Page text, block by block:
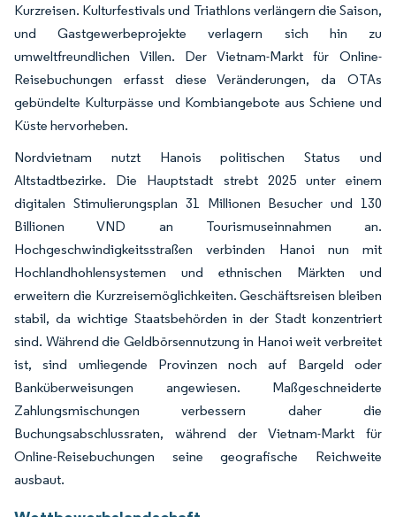
Kurzreisen. Kulturfestivals und Triathlons verlängern die Saison,
und Gastgewerbeprojekte verlagern sich hin zu
umweltfreundlichen Villen. Der Vietnam-Markt für Online-
Reisebuchungen erfasst diese Veränderungen, da OTAs
gebündelte Kulturpässe und Kombiangebote aus Schiene und
Küste hervorheben.
Nordvietnam nutzt Hanois politischen Status und
Altstadtbezirke. Die Hauptstadt strebt 2025 unter einem
digitalen Stimulierungsplan 31 Millionen Besucher und 130
Billionen VND an Tourismuseinnahmen an.
Hochgeschwindigkeitsstraßen verbinden Hanoi nun mit
Hochlandhohlensystemen und ethnischen Märkten und
erweitern die Kurzreisemöglichkeiten. Geschäftsreisen bleiben
stabil, da wichtige Staatsbehörden in der Stadt konzentriert
sind. Während die Geldbörsennutzung in Hanoi weit verbreitet
ist, sind umliegende Provinzen noch auf Bargeld oder
Banküberweisungen angewiesen. Maßgeschneiderte
Zahlungsmischungen verbessern daher die
Buchungsabschlussraten, während der Vietnam-Markt für
Online-Reisebuchungen seine geografische Reichweite
ausbaut.